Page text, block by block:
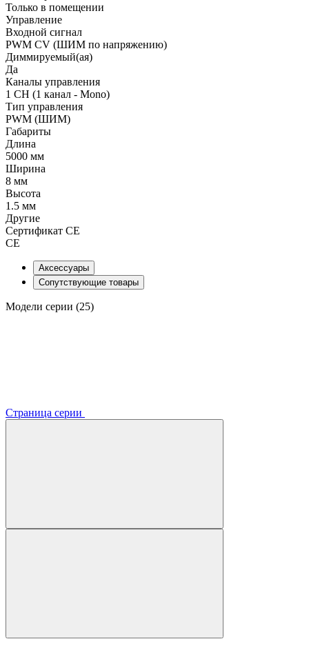
Только в помещении
Управление
Входной сигнал
PWM СV (ШИМ по напряжению)
Диммируемый(ая)
Да
Каналы управления
1 CH (1 канал - Mono)
Тип управления
PWM (ШИМ)
Габариты
Длина
5000 мм
Ширина
8 мм
Высота
1.5 мм
Другие
Сертификат CE
CE
Аксессуары
Сопутствующие товары
Модели серии (25)
Страница серии